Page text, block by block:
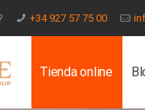
+34 927 57 75 00
Tienda online